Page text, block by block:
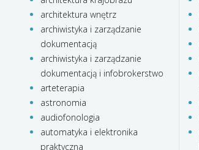
architektura wnętrz
archiwistyka i zarządzanie
dokumentacją
archiwistyka i zarządzanie
dokumentacją i infobrokerstwo
arteterapia
astronomia
audiofonologia
automatyka i elektronika
praktyczna